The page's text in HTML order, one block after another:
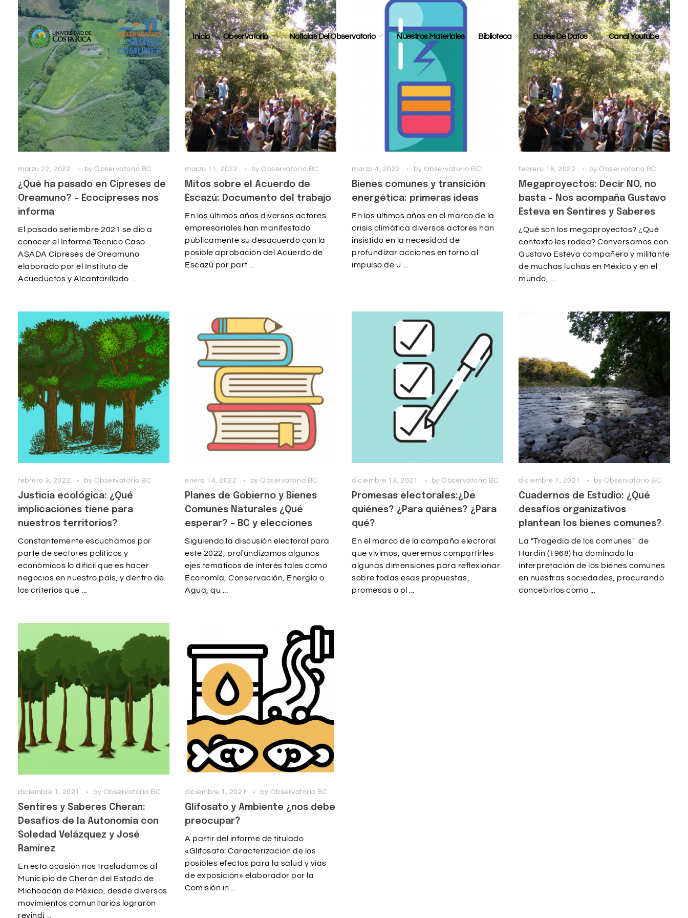
Inicio Observatorio Noticias Del Observatorio Nuestros Materiales Biblioteca Bases De Datos Canal Youtube
marzo 22, 2022 by Observatorio BC
¿Qué ha pasado en Cipreses de
Oreamuno? – Ecocipreses nos
informa
El pasado setiembre 2021 se dio a
conocer el Informe Técnico Caso
ASADA Cipreses de Oreamuno
elaborado por el Instituto de
Acueductos y Alcantarillado ...
marzo 11, 2022 by Observatorio BC
Mitos sobre el Acuerdo de
Escazú: Documento del trabajo
En los últimos años diversos actores
empresariales han manifestado
públicamente su desacuerdo con la
posible aprobación del Acuerdo de
Escazú por part ...
marzo 4, 2022 by Observatorio BC
Bienes comunes y transición
energética: primeras ideas
En los últimos años en el marco de la
crisis climática diversos actores han
insistido en la necesidad de
profundizar acciones en torno al
impulso de u ...
febrero 16, 2022 by Observatorio BC
Megaproyectos: Decir NO, no
basta – Nos acompaña Gustavo
Esteva en Sentires y Saberes
¿Qué son los megaproyectos? ¿Qué
contexto les rodea? Conversamos con
Gustavo Esteva compañero y militante
de muchas luchas en México y en el
mundo, ...
febrero 3, 2022 by Observatorio BC
Justicia ecológica: ¿Qué
implicaciones tiene para
nuestros territorios?
Constantemente escuchamos por
parte de sectores políticos y
económicos lo difícil que es hacer
negocios en nuestro país, y dentro de
los criterios que ...
enero 14, 2022 by Observatorio BC
Planes de Gobierno y Bienes
Comunes Naturales ¿Qué
esperar? – BC y elecciones
Siguiendo la discusión electoral para
este 2022, profundizamos algunos
ejes temáticos de interés tales como
Economía, Conservación, Energía o
Agua, qu ...
diciembre 13, 2021 by Observatorio BC
Promesas electorales:¿De
quiénes? ¿Para quiénes? ¿Para
qué?
En el marco de la campaña electoral
que vivimos, queremos compartirles
algunas dimensiones para reflexionar
sobre todas esas propuestas,
promesas o pl ...
diciembre 7, 2021 by Observatorio BC
Cuadernos de Estudio: ¿Qué
desafíos organizativos
plantean los bienes comunes?
La "Tragedia de los comunes" de
Hardin (1968) ha dominado la
interpretación de los bienes comunes
en nuestras sociedades, procurando
concebirlos como ...
diciembre 1, 2021 by Observatorio BC
Sentires y Saberes Cheran:
Desafíos de la Autonomía con
Soledad Velázquez y José
Ramírez
En esta ocasión nos trasladamos al
Municipio de Cherán del Estado de
Michoacán de México, desde diversos
movimientos comunitarios lograron
revindi ...
diciembre 1, 2021 by Observatorio BC
Glifosato y Ambiente ¿nos debe
preocupar?
A partir del informe de titulado
«Glifosato: Caracterización de los
posibles efectos para la salud y vías
de exposición» elaborador por la
Comisión in ...